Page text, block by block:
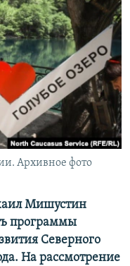
Архивное фото
Мишустин
программы
Северного
На рассмотрение